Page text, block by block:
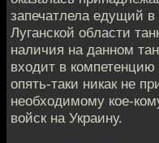
запечатлела едущий в
Луганской области
наличия на данном
входит в
опять-таки никак не
необходимому кое-
войск на Украину.